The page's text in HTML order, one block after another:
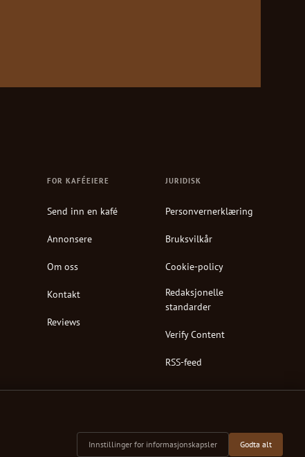
FOR KAFÉEIERE
Send inn en kafé
Annonsere
Om oss
Kontakt
Reviews
JURIDISK
Personvernerklæring
Bruksvilkår
Cookie-policy
Redaksjonelle
standarder
Verify Content
RSS-feed
Innstillinger for informasjonskapsler Godta alt